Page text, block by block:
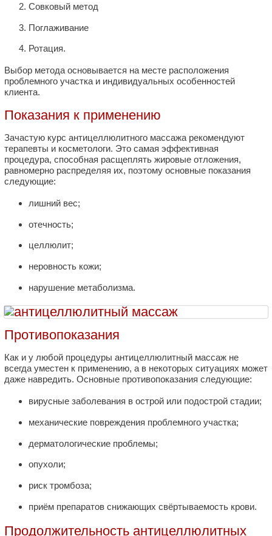
Совковый метод
Поглаживание
Ротация.
Выбор метода основывается на месте расположения
проблемного участка и индивидуальных особенностей
клиента.
Показания к применению
Зачастую курс антицеллюлитного массажа рекомендуют
терапевты и косметологи. Это самая эффективная
процедура, способная расщеплять жировые отложения,
равномерно распределяя их, поэтому основные показания
следующие:
лишний вес;
отечность;
целлюлит;
неровность кожи;
нарушение метаболизма.
Противопоказания
Как и у любой процедуры антицеллюлитный массаж не
всегда уместен к применению, а в некоторых ситуациях может
даже навредить. Основные противопоказания следующие:
вирусные заболевания в острой или подострой стадии;
механические повреждения проблемного участка;
дерматологические проблемы;
опухоли;
риск тромбоза;
приём препаратов снижающих свёртываемость крови.
Продолжительность антицеллюлитных